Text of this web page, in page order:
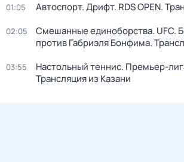
01:05 Автоспорт. Дрифт. RDS OPEN.
02:05
Смешанные единоборства. UFC.
против Габриэля Бонфима.
03:55
Настольный теннис. Премьер-
Трансляция из Казани